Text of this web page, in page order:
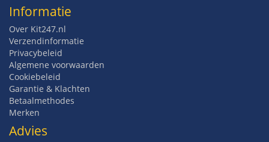
Informatie
Over Kit247.nl
Verzendinformatie
Privacybeleid
Algemene voorwaarden
Cookiebeleid
Garantie & Klachten
Betaalmethodes
Merken
Advies